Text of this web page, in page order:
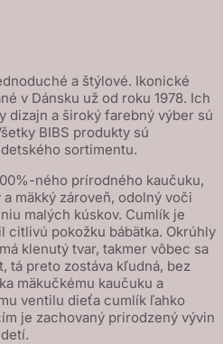
a štýlové. Ikonické
v Dánsku už od roku 1978. Ich
dizajn a široký farebný výber sú
BIBS produkty sú
sortimentu.
ného prírodného kaučuku,
mäkký zároveň, odolný voči
malých kúskov. Cumlík je
citlivú pokožku bábätka. Okrúhly
klenutý tvar, takmer vôbec sa
tá preto zostáva kľudná, bez
mäkučkému kaučuku a
ventilu dieťa cumlík ľahko
je zachovaný prirodzený vývin